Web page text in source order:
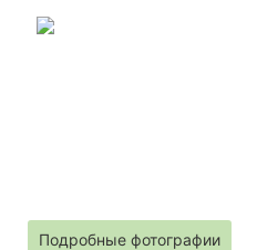
Подробные фотографии